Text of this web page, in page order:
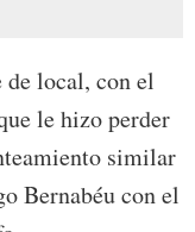
local, con el
le hizo perder
similar
Bernabéu con el